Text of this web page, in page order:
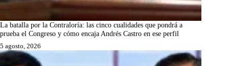
La batalla por la Contraloría: las cinco cualidades que pondrá a
prueba el Congreso y cómo encaja Andrés Castro en ese perfil
5 agosto, 2026